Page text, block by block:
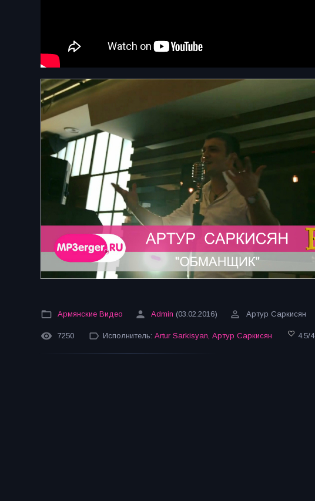
Армянские Видео Admin (03.02.2016) Артур Саркисян
7250 Исполнитель: Artur Sarkisyan Артур Саркисян 4.5/4